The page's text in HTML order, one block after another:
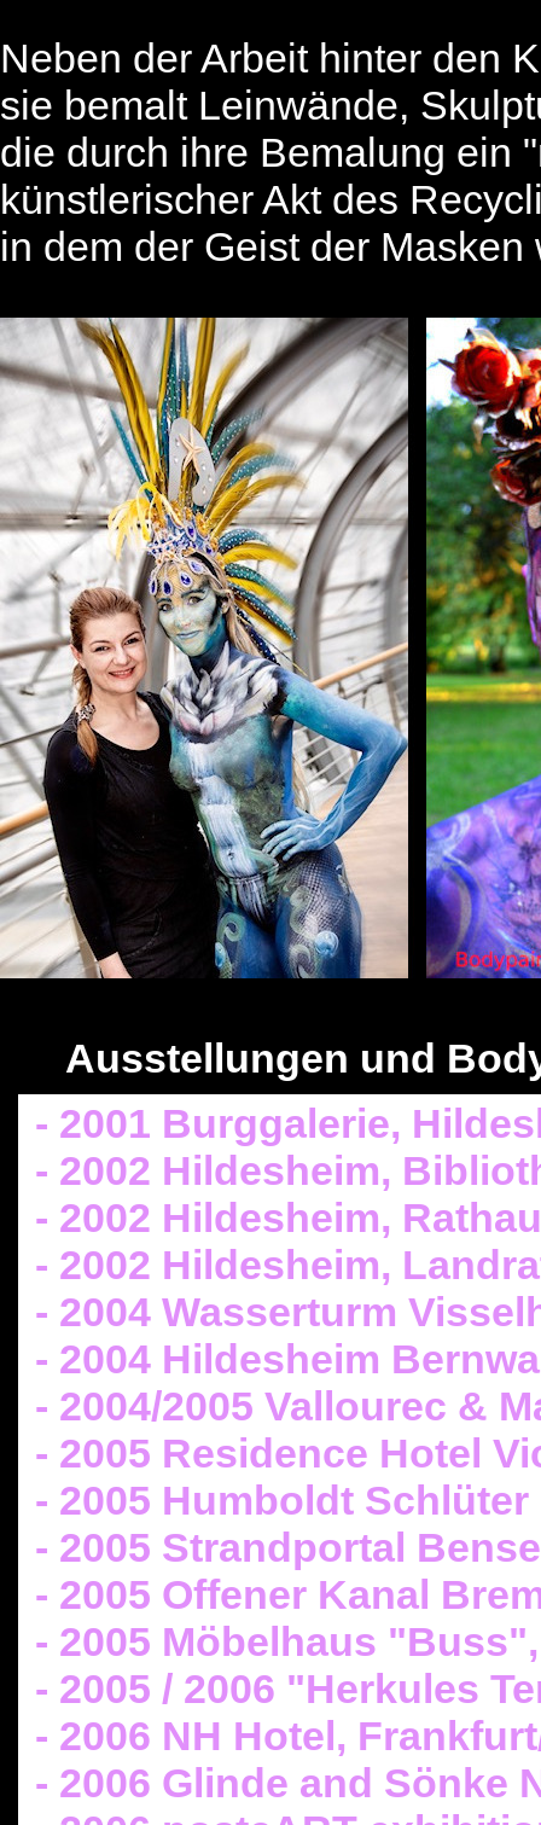
Neben der Arbeit hinter den
sie bemalt Leinwände,
die durch ihre Bemalung ein
künstlerischer Akt des
in dem der Geist der Masken
Ausstellungen und
- 2001 Burggalerie,
- 2002 Hildesheim,
- 2002 Hildesheim,
- 2002 Hildesheim,
- 2004 Wasserturm
- 2004 Hildesheim
- 2004/2005 Vallourec &
- 2005 Residence Hotel
- 2005 Humboldt Schlüter
- 2005 Strandportal
- 2005 Offener Kanal
- 2005 Möbelhaus
- 2005 / 2006 "Herkules
- 2006 NH Hotel,
- 2006 Glinde and Sönke